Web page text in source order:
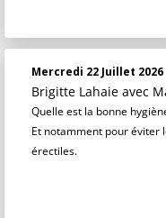
Mercredi 22 Juillet 2026
Brigitte Lahaie avec
Quelle est la bonne
Et notamment pour éviter
érectiles.